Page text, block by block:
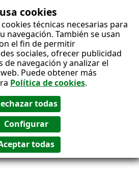
cookies
técnicas necesarias para
navegación. También se usan
el fin de permitir
sociales, ofrecer publicidad
de navegación y analizar el
Puede obtener más
Política de cookies.